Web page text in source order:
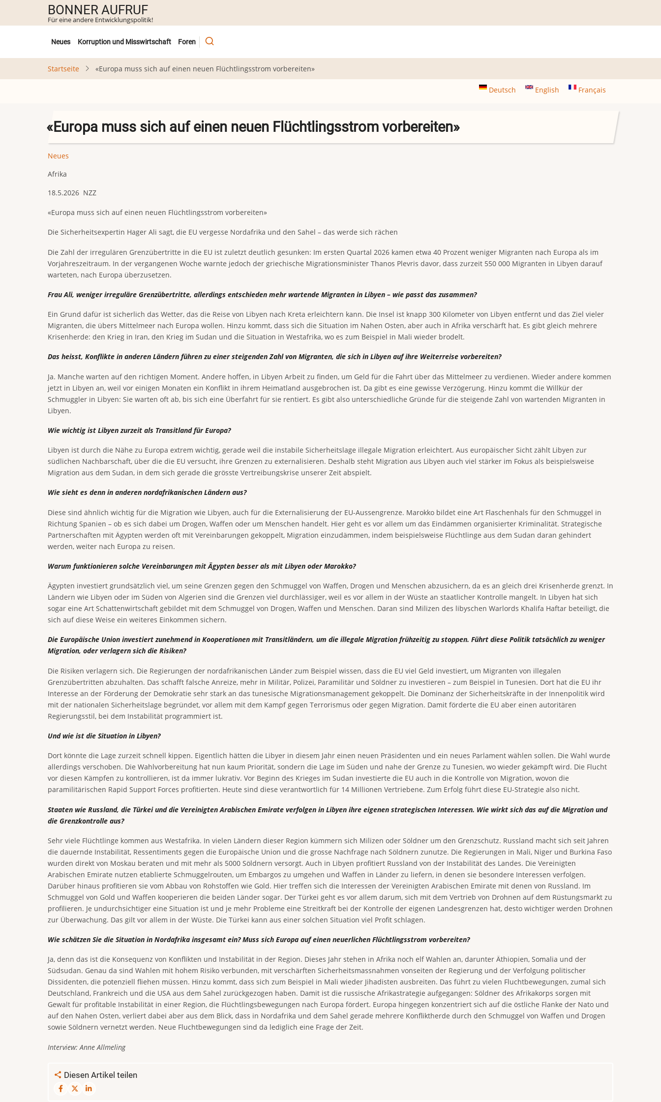
Inhalt
BONNER AUFRUF
Für eine andere Entwicklungspolitik!
Untermenü
Neues Korruption und Misswirtschaft Foren
Startseite «Europa muss sich auf einen neuen Flüchtlingsstrom vorbereiten»
Deutsch English Français
«Europa muss sich auf einen neuen Flüchtlingsstrom vorbereiten»
Neues
Afrika
18.5.2026 NZZ
«Europa muss sich auf einen neuen Flüchtlingsstrom vorbereiten»
Die Sicherheitsexpertin Hager Ali sagt, die EU vergesse Nordafrika und den Sahel – das werde sich rächen
Die Zahl der irregulären Grenzübertritte in die EU ist zuletzt deutlich gesunken: Im ersten Quartal 2026 kamen etwa 40 Prozent weniger Migranten nach Europa als im
Vorjahreszeitraum. In der vergangenen Woche warnte jedoch der griechische Migrationsminister Thanos Plevris davor, dass zurzeit 550 000 Migranten in Libyen darauf
warteten, nach Europa überzusetzen.
Frau Ali, weniger irreguläre Grenzübertritte, allerdings entschieden mehr wartende Migranten in Libyen – wie passt das zusammen?
Ein Grund dafür ist sicherlich das Wetter, das die Reise von Libyen nach Kreta erleichtern kann. Die Insel ist knapp 300 Kilometer von Libyen entfernt und das Ziel vieler
Migranten, die übers Mittelmeer nach Europa wollen. Hinzu kommt, dass sich die Situation im Nahen Osten, aber auch in Afrika verschärft hat. Es gibt gleich mehrere
Krisenherde: den Krieg in Iran, den Krieg im Sudan und die Situation in Westafrika, wo es zum Beispiel in Mali wieder brodelt.
Das heisst, Konflikte in anderen Ländern führen zu einer steigenden Zahl von Migranten, die sich in Libyen auf ihre Weiterreise vorbereiten?
Ja. Manche warten auf den richtigen Moment. Andere hoffen, in Libyen Arbeit zu finden, um Geld für die Fahrt über das Mittelmeer zu verdienen. Wieder andere kommen
jetzt in Libyen an, weil vor einigen Monaten ein Konflikt in ihrem Heimatland ausgebrochen ist. Da gibt es eine gewisse Verzögerung. Hinzu kommt die Willkür der
Schmuggler in Libyen: Sie warten oft ab, bis sich eine Überfahrt für sie rentiert. Es gibt also unterschiedliche Gründe für die steigende Zahl von wartenden Migranten in
Libyen.
Wie wichtig ist Libyen zurzeit als Transitland für Europa?
Libyen ist durch die Nähe zu Europa extrem wichtig, gerade weil die instabile Sicherheitslage illegale Migration erleichtert. Aus europäischer Sicht zählt Libyen zur
südlichen Nachbarschaft, über die die EU versucht, ihre Grenzen zu externalisieren. Deshalb steht Migration aus Libyen auch viel stärker im Fokus als beispielsweise
Migration aus dem Sudan, in dem sich gerade die grösste Vertreibungskrise unserer Zeit abspielt.
Wie sieht es denn in anderen nordafrikanischen Ländern aus?
Diese sind ähnlich wichtig für die Migration wie Libyen, auch für die Externalisierung der EU-Aussengrenze. Marokko bildet eine Art Flaschenhals für den Schmuggel in
Richtung Spanien – ob es sich dabei um Drogen, Waffen oder um Menschen handelt. Hier geht es vor allem um das Eindämmen organisierter Kriminalität. Strategische
Partnerschaften mit Ägypten werden oft mit Vereinbarungen gekoppelt, Migration einzudämmen, indem beispielsweise Flüchtlinge aus dem Sudan daran gehindert
werden, weiter nach Europa zu reisen.
Warum funktionieren solche Vereinbarungen mit Ägypten besser als mit Libyen oder Marokko?
Ägypten investiert grundsätzlich viel, um seine Grenzen gegen den Schmuggel von Waffen, Drogen und Menschen abzusichern, da es an gleich drei Krisenherde grenzt. In
Ländern wie Libyen oder im Süden von Algerien sind die Grenzen viel durchlässiger, weil es vor allem in der Wüste an staatlicher Kontrolle mangelt. In Libyen hat sich
sogar eine Art Schattenwirtschaft gebildet mit dem Schmuggel von Drogen, Waffen und Menschen. Daran sind Milizen des libyschen Warlords Khalifa Haftar beteiligt, die
sich auf diese Weise ein weiteres Einkommen sichern.
Die Europäische Union investiert zunehmend in Kooperationen mit Transitländern, um die illegale Migration frühzeitig zu stoppen. Führt diese Politik tatsächlich zu weniger
Migration, oder verlagern sich die Risiken?
Die Risiken verlagern sich. Die Regierungen der nordafrikanischen Länder zum Beispiel wissen, dass die EU viel Geld investiert, um Migranten von illegalen
Grenzübertritten abzuhalten. Das schafft falsche Anreize, mehr in Militär, Polizei, Paramilitär und Söldner zu investieren – zum Beispiel in Tunesien. Dort hat die EU ihr
Interesse an der Förderung der Demokratie sehr stark an das tunesische Migrations­management gekoppelt. Die Dominanz der Sicherheitskräfte in der Innenpolitik wird
mit der nationalen Sicherheitslage begründet, vor allem mit dem Kampf gegen Terrorismus oder gegen Migration. Damit förderte die EU aber einen autoritären
Regierungsstil, bei dem Instabilität programmiert ist.
Und wie ist die Situation in Libyen?
Dort könnte die Lage zurzeit schnell kippen. Eigentlich hätten die Libyer in diesem Jahr einen neuen Präsidenten und ein neues Parlament wählen sollen. Die Wahl wurde
allerdings verschoben. Die Wahlvorbereitung hat nun kaum Priorität, sondern die Lage im Süden und nahe der Grenze zu Tunesien, wo wieder gekämpft wird. Die Flucht
vor diesen Kämpfen zu kontrollieren, ist da immer lukrativ. Vor Beginn des Krieges im Sudan investierte die EU auch in die Kontrolle von Migration, wovon die
paramilitärischen Rapid Support Forces profitierten. Heute sind diese verantwortlich für 14 Millionen Vertriebene. Zum Erfolg führt diese EU-Strategie also nicht.
Staaten wie Russland, die Türkei und die Vereinigten Arabischen Emirate verfolgen in Libyen ihre eigenen strategischen Interessen. Wie wirkt sich das auf die Migration und
die Grenzkontrolle aus?
Sehr viele Flüchtlinge kommen aus Westafrika. In vielen Ländern dieser Region kümmern sich Milizen oder Söldner um den Grenzschutz. Russland macht sich seit Jahren
die dauernde Instabilität, Ressentiments gegen die Europäische Union und die grosse Nachfrage nach Söldnern zunutze. Die Regierungen in Mali, Niger und Burkina Faso
wurden direkt von Moskau beraten und mit mehr als 5000 Söldnern versorgt. Auch in Libyen profitiert Russland von der Instabilität des Landes. Die Vereinigten
Arabischen Emirate nutzen etablierte Schmuggelrouten, um Embargos zu umgehen und Waffen in Länder zu liefern, in denen sie besondere Interessen verfolgen.
Darüber hinaus profitieren sie vom Abbau von Rohstoffen wie Gold. Hier treffen sich die Interessen der Vereinigten Arabischen Emirate mit denen von Russland. Im
Schmuggel von Gold und Waffen kooperieren die beiden Länder sogar. Der Türkei geht es vor allem darum, sich mit dem Vertrieb von Drohnen auf dem Rüstungsmarkt zu
profilieren. Je undurchsichtiger eine Situation ist und je mehr Probleme eine Streitkraft bei der Kontrolle der eigenen Landesgrenzen hat, desto wichtiger werden Drohnen
zur Überwachung. Das gilt vor allem in der Wüste. Die Türkei kann aus einer solchen Situation viel Profit schlagen.
Wie schätzen Sie die Situation in Nordafrika insgesamt ein? Muss sich Europa auf einen neuerlichen Flüchtlingsstrom vorbereiten?
Ja, denn das ist die Konsequenz von Konflikten und Instabilität in der Region. Dieses Jahr stehen in Afrika noch elf Wahlen an, darunter Äthiopien, Somalia und der
Südsudan. Genau da sind Wahlen mit hohem Risiko verbunden, mit verschärften Sicherheitsmassnahmen vonseiten der Regierung und der Verfolgung politischer
Dissidenten, die potenziell fliehen müssen. Hinzu kommt, dass sich zum Beispiel in Mali wieder Jihadisten ausbreiten. Das führt zu vielen Fluchtbewegungen, zumal sich
Deutschland, Frankreich und die USA aus dem Sahel zurückgezogen haben. Damit ist die russische Afrikastrategie aufgegangen: Söldner des Afrikakorps sorgen mit
Gewalt für profitable Instabilität in einer Region, die Flüchtlingsbewegungen nach Europa fördert. Europa hingegen konzentriert sich auf die östliche Flanke der Nato und
auf den Nahen Osten, verliert dabei aber aus dem Blick, dass in Nordafrika und dem Sahel gerade mehrere Konfliktherde durch den Schmuggel von Waffen und Drogen
sowie Söldnern vernetzt werden. Neue Fluchtbewegungen sind da lediglich eine Frage der Zeit.
Interview: Anne Allmeling
Diesen Artikel teilen